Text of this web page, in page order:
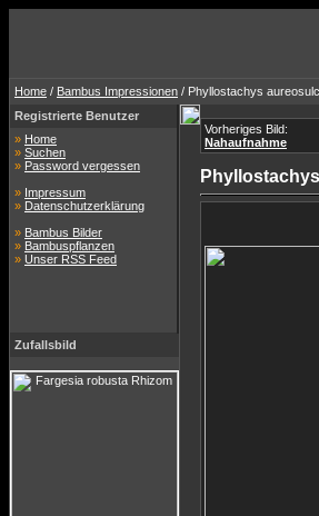
Home / Bambus Impressionen / Phyllostachys
Registrierte Benutzer
» Home
» Suchen
» Password vergessen
» Impressum
» Datenschutzerklärung
» Bambus Bilder
» Bambuspflanzen
» Unser RSS Feed
Zufallsbild
Vorheriges Bild:
Nahaufnahme